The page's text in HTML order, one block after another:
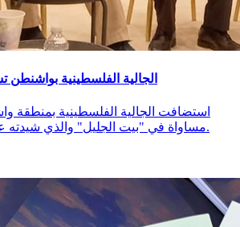
الجالية الفلسطينية
استضافت الجالية الفلسطينية بمنطقة
مساواة في "بيت الجليل" والذي شيدته عائلة ندى ونزيه قبلاوي.